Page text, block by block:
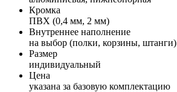
Кромка
ПВХ (0,4 мм, 2 мм)
Внутреннее наполнение
на выбор (полки, корзины, штанги)
Размер
индивидуальный
Цена
указана за базовую комплектацию